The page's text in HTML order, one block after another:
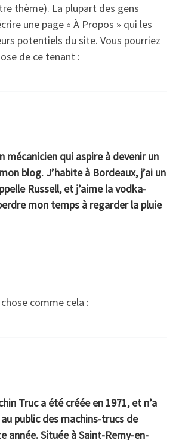
thème). La plupart des gens
une page « À Propos » qui les
potentiels du site. Vous pourriez
de ce tenant :
mécanicien qui aspire à devenir un
blog. J’habite à Bordeaux, j’ai un
Russell, et j’aime la vodka-
mon temps à regarder la pluie
comme cela :
Truc a été créée en 1971, et n’a
public des machins-trucs de
année. Située à Saint-Remy-en-